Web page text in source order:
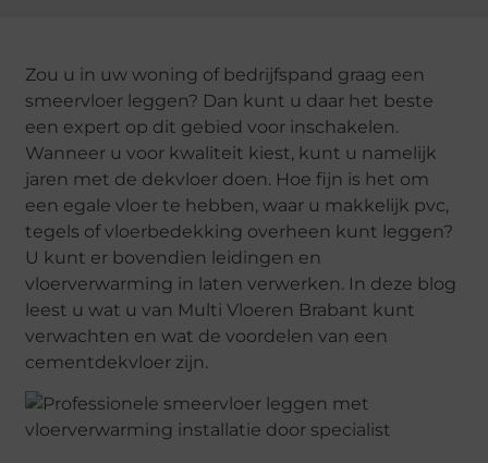
Zou u in uw woning of bedrijfspand graag een
smeervloer leggen? Dan kunt u daar het beste
een expert op dit gebied voor inschakelen.
Wanneer u voor kwaliteit kiest, kunt u namelijk
jaren met de dekvloer doen. Hoe fijn is het om
een egale vloer te hebben, waar u makkelijk pvc,
tegels of vloerbedekking overheen kunt leggen?
U kunt er bovendien leidingen en
vloerverwarming in laten verwerken. In deze blog
leest u wat u van Multi Vloeren Brabant kunt
verwachten en wat de voordelen van een
cementdekvloer zijn.